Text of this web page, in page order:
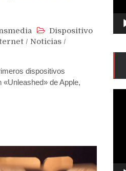
Dispositivo
/ Noticias /
dispositivos
de Apple,